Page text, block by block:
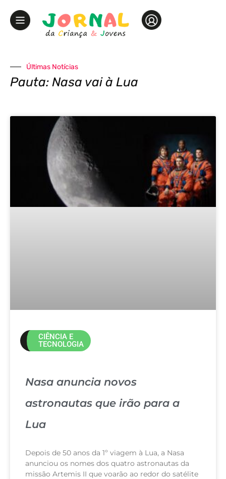
Últimas Notícias
Pauta: Nasa vai à Lua
CIÊNCIA E
TECNOLOGIA
Nasa anuncia novos
astronautas que irão para a
Lua
Depois de 50 anos da 1º viagem à Lua, a Nasa
anunciou os nomes dos quatro astronautas da
missão Artemis II que voarão ao redor do satélite